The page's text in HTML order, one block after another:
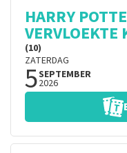
HARRY
VERVLOEKTE
(10)
ZATERDAG
5SEPTEMBER
2026